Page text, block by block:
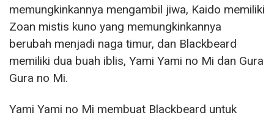
memungkinkannya mengambil jiwa, Kaido memiliki
Zoan mistis kuno yang memungkinkannya
berubah menjadi naga timur, dan Blackbeard
memiliki dua buah iblis, Yami Yami no Mi dan Gura
Gura no Mi.
Yami Yami no Mi membuat Blackbeard untuk